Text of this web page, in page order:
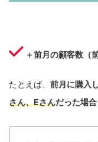
＋前月の顧客数（
たとえば、 前月に購入
さん、Eさんだった場合